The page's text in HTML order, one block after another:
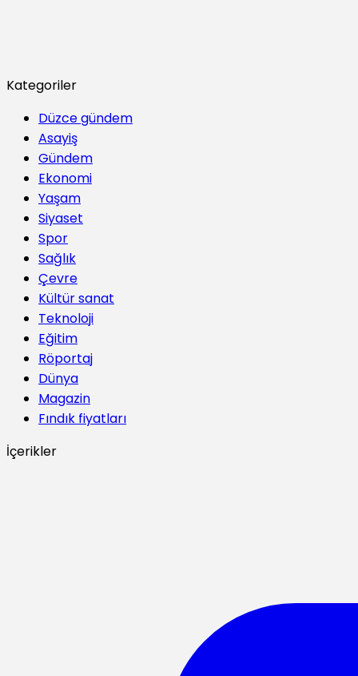
Kategoriler
Düzce gündem
Asayiş
Gündem
Ekonomi
Yaşam
Siyaset
Spor
Sağlık
Çevre
Kültür sanat
Teknoloji
Eğitim
Röportaj
Dünya
Magazin
Fındık fiyatları
İçerikler